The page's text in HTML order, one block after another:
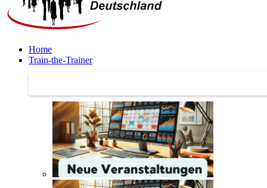
Home
Train-the-Trainer